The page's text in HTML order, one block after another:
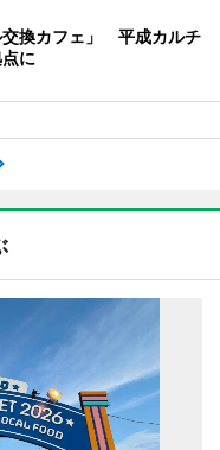
交換カフェ」 平成カルチ
に